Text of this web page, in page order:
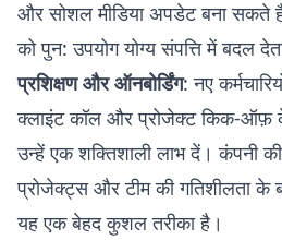
और सोशल मीडिया अपडेट बना सकते
को पुन: उपयोग योग्य संपत्ति में बदल
प्रशिक्षण और ऑनबोर्डिंग: नए
क्लाइंट कॉल और प्रोजेक्ट किक-ऑफ़
उन्हें एक शक्तिशाली लाभ दें। कंपनी
प्रोजेक्ट्स और टीम की गतिशीलता के
यह एक बेहद कुशल तरीका है।